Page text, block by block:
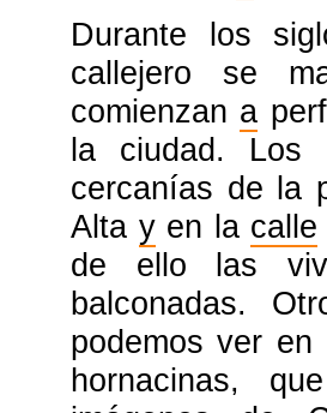
Durante los
callejero se
comienzan a
la ciudad. Los
cercanías de la
Alta yen la calle
de ello las
balconadas.
podemos ver
hornacinas,